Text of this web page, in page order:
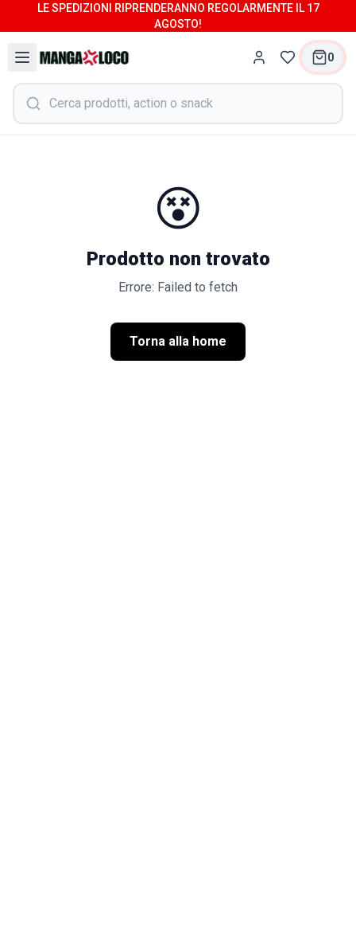
LE SPEDIZIONI RIPRENDERANNO REGOLARMENTE IL 17
AGOSTO!
0
😵
Prodotto non trovato
Errore: Failed to fetch
Torna alla home